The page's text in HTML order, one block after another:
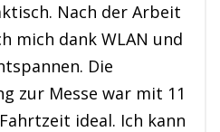
Nach der Arbeit
mich dank WLAN und
Die
zur Messe war mit 11
ideal. Ich kann